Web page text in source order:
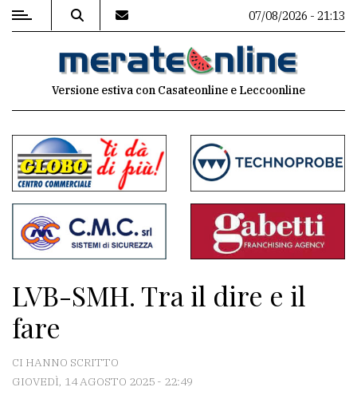
MENU
commenti
Contenuti
del
sito
Associazioni
Meteo
07/08/2026 - 21:13
Versione estiva con Casateonline e Leccoonline
LVB-SMH. Tra il dire e il
fare
CI HANNO SCRITTO
GIOVEDÌ, 14 AGOSTO 2025 - 22:49